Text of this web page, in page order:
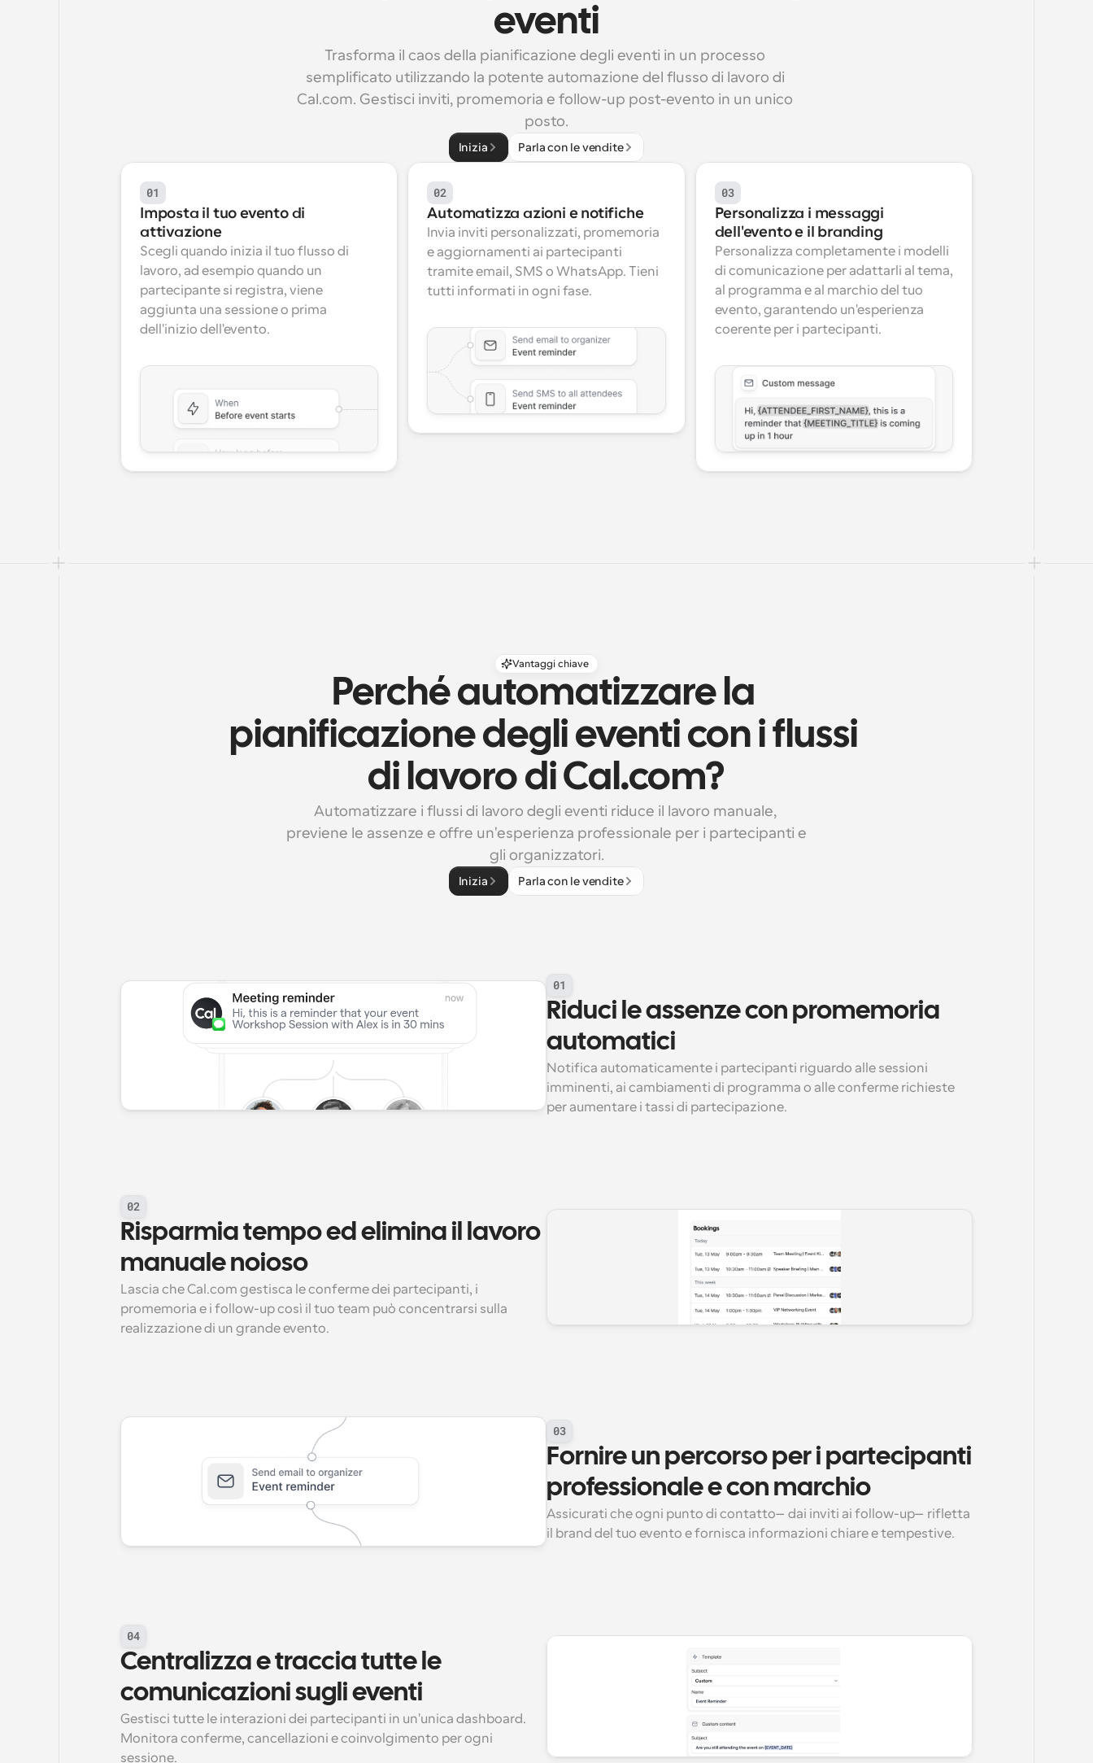
eventi
Trasforma il caos della pianificazione degli eventi in un processo
semplificato utilizzando la potente automazione del flusso di lavoro di
Cal.com. Gestisci inviti, promemoria e follow-up post-evento in un unico
posto.
Inizia Parla con le vendite
01
Imposta il tuo evento di
attivazione
Scegli quando inizia il tuo flusso di
lavoro, ad esempio quando un
partecipante si registra, viene
aggiunta una sessione o prima
dell'inizio dell'evento.
02
Automatizza azioni e notifiche
Invia inviti personalizzati, promemoria
e aggiornamenti ai partecipanti
tramite email, SMS o WhatsApp. Tieni
tutti informati in ogni fase.
03
Personalizza i messaggi
dell'evento e il branding
Personalizza completamente i modelli
di comunicazione per adattarli al tema,
al programma e al marchio del tuo
evento, garantendo un'esperienza
coerente per i partecipanti.
Vantaggi chiave
Perché automatizzare la
pianificazione degli eventi con i flussi
di lavoro di Cal.com?
Automatizzare i flussi di lavoro degli eventi riduce il lavoro manuale,
previene le assenze e offre un'esperienza professionale per i partecipanti e
gli organizzatori.
Inizia Parla con le vendite
01
Riduci le assenze con promemoria
automatici
Notifica automaticamente i partecipanti riguardo alle sessioni
imminenti, ai cambiamenti di programma o alle conferme richieste
per aumentare i tassi di partecipazione.
02
Risparmia tempo ed elimina il lavoro
manuale noioso
Lascia che Cal.com gestisca le conferme dei partecipanti, i
promemoria e i follow-up così il tuo team può concentrarsi sulla
realizzazione di un grande evento.
03
Fornire un percorso per i partecipanti
professionale e con marchio
Assicurati che ogni punto di contatto—dai inviti ai follow-up—rifletta
il brand del tuo evento e fornisca informazioni chiare e tempestive.
04
Centralizza e traccia tutte le
comunicazioni sugli eventi
Gestisci tutte le interazioni dei partecipanti in un'unica dashboard.
Monitora conferme, cancellazioni e coinvolgimento per ogni
sessione.